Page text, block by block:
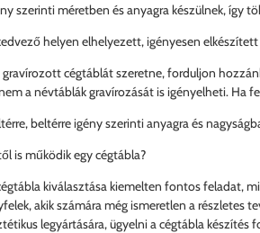
szerinti méretben és anyagra készülnek, így
helyen elhelyezett, igényesen
gravírozott cégtáblát szeretne, forduljon
a névtáblák gravírozását is igényelheti. Ha
beltérre igény szerinti anyagra és
is működik egy cégtábla?
kiválasztása kiemelten fontos feladat,
akik számára még ismeretlen a részletes
legyártására, ügyelni a cégtábla készítés